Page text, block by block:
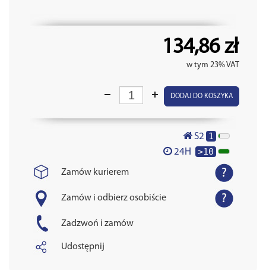
134,86 zł
w tym 23% VAT
DODAJ DO KOSZYKA
S2 1
24H >10
Zamów kurierem
Zamów i odbierz osobiście
Zadzwoń i zamów
Udostępnij